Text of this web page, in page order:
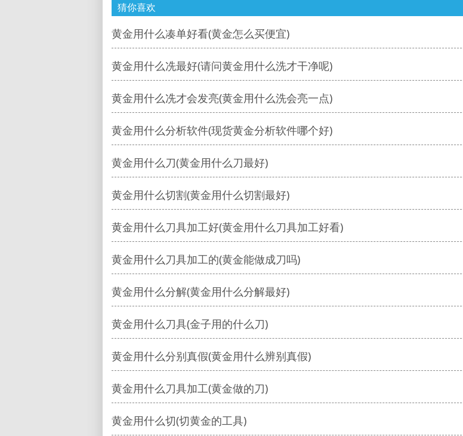
猜你喜欢
黄金用什么凑单好看(黄金怎么买便宜)
黄金用什么冼最好(请问黄金用什么洗才干净呢)
黄金用什么冼才会发亮(黄金用什么洗会亮一点)
黄金用什么分析软件(现货黄金分析软件哪个好)
黄金用什么刀(黄金用什么刀最好)
黄金用什么切割(黄金用什么切割最好)
黄金用什么刀具加工好(黄金用什么刀具加工好看)
黄金用什么刀具加工的(黄金能做成刀吗)
黄金用什么分解(黄金用什么分解最好)
黄金用什么刀具(金子用的什么刀)
黄金用什么分别真假(黄金用什么辨别真假)
黄金用什么刀具加工(黄金做的刀)
黄金用什么切(切黄金的工具)